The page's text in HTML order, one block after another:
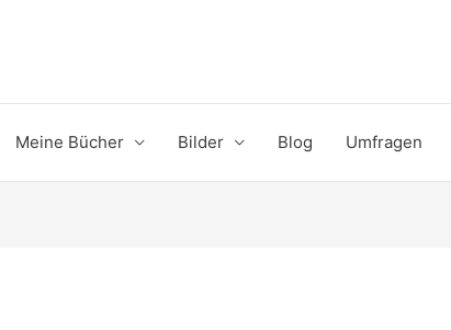
Meine Bücher Bilder Blog Umfragen